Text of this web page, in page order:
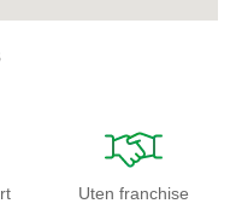
Uten franchise